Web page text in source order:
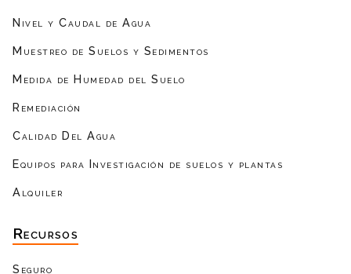
Nivel y Caudal de Agua
Muestreo de Suelos y Sedimentos
Medida de Humedad del Suelo
Remediación
Calidad Del Agua
Equipos para Investigación de suelos y plantas
Alquiler
Recursos
Seguro